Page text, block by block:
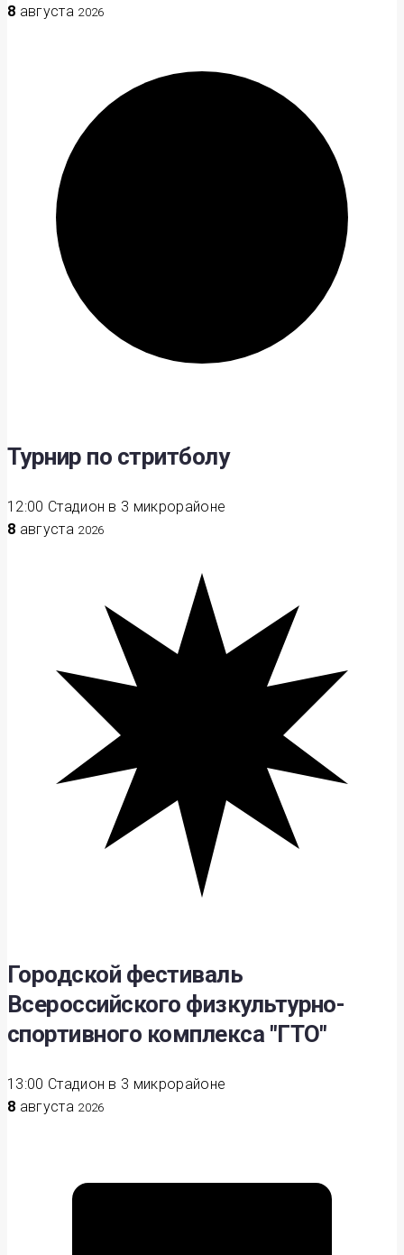
8 августа 2026
Турнир по стритболу
12:00 Стадион в 3 микрорайоне
8 августа 2026
Городской фестиваль
Всероссийского физкультурно-
спортивного комплекса "ГТО"
13:00 Стадион в 3 микрорайоне
8 августа 2026